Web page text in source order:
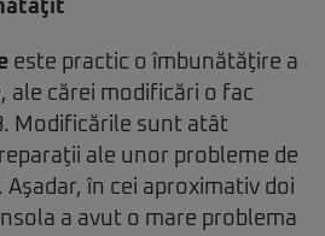
este practic o îmbunătăţire a
ale cărei modificări o fac
Modificările sunt atât
ale unor probleme de
Aşadar, în cei aproximativ doi
a avut o mare problema